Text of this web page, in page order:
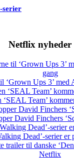
serier
Netflix nyheder
‘Grown Ups 3’ med
Team’
David Finchers
Dead’-serier